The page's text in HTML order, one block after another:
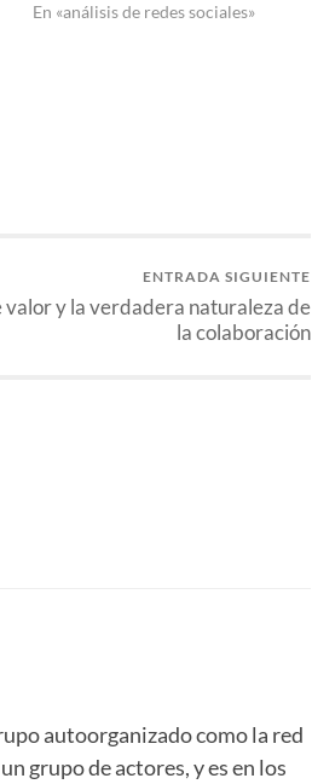
En «análisis de redes sociales»
ENTRADA SIGUIENTE
valor y la verdadera naturaleza de
la colaboración
autoorganizado como la red
grupo de actores, y es en los